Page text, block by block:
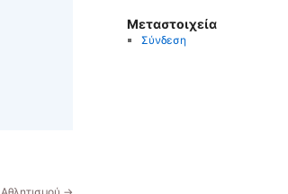
Μεταστοιχεία
Σύνδεση